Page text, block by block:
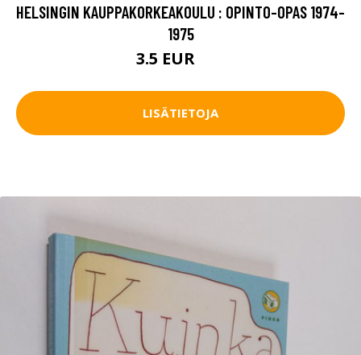
HELSINGIN KAUPPAKORKEAKOULU : OPINTO-OPAS 1974-
1975
3.5 EUR
LISÄTIETOJA